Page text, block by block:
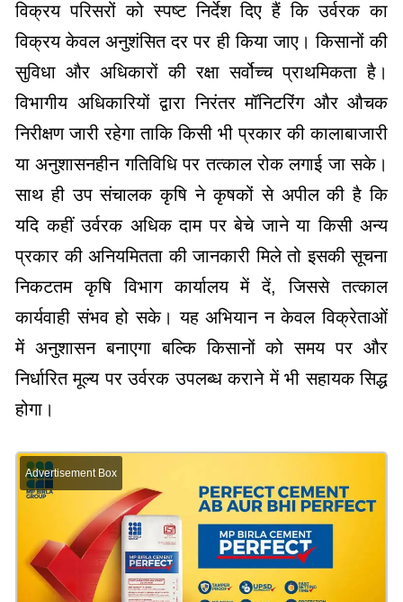
विक्रय परिसरों को स्पष्ट निर्देश दिए हैं कि उर्वरक का
विक्रय केवल अनुशंसित दर पर ही किया जाए। किसानों की
सुविधा और अधिकारों की रक्षा सर्वोच्च प्राथमिकता है।
विभागीय अधिकारियों द्वारा निरंतर मॉनिटरिंग और औचक
निरीक्षण जारी रहेगा ताकि किसी भी प्रकार की कालाबाजारी
या अनुशासनहीन गतिविधि पर तत्काल रोक लगाई जा सके।
साथ ही उप संचालक कृषि ने कृषकों से अपील की है कि
यदि कहीं उर्वरक अधिक दाम पर बेचे जाने या किसी अन्य
प्रकार की अनियमितता की जानकारी मिले तो इसकी सूचना
निकटतम कृषि विभाग कार्यालय में दें, जिससे तत्काल
कार्यवाही संभव हो सके। यह अभियान न केवल विक्रेताओं
में अनुशासन बनाएगा बल्कि किसानों को समय पर और
निर्धारित मूल्य पर उर्वरक उपलब्ध कराने में भी सहायक सिद्ध
होगा।
Advertisement Box